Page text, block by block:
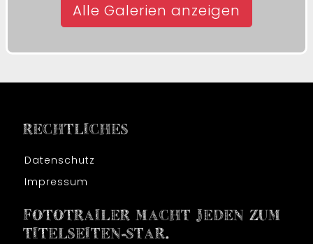
Alle Galerien anzeigen
RECHTLICHES
Datenschutz
Impressum
FOTOTRAILER MACHT JEDEN ZUM
TITELSEITEN-STAR.